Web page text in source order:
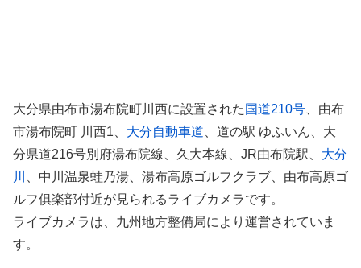
大分県由布市湯布院町川西に設置された 国道210号 、由布
市湯布院町 川西1、 大分自動車道 、道の駅 ゆふいん、大
分県道216号別府湯布院線、久大本線、JR由布院駅、 大分
川
、中川温泉蛙乃湯、湯布高原ゴルフクラブ、由布高原ゴ
ルフ俱楽部付近が見られるライブカメラです。
ライブカメラは、九州地方整備局により運営されていま
す。